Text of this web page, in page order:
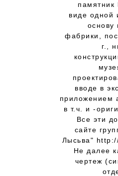
памятник
виде одной
основу
фабрики,
г.,
вводе в
приложением
в т.ч. и -
Все эти
сайте
Лысьва"
Не далее
чертеж